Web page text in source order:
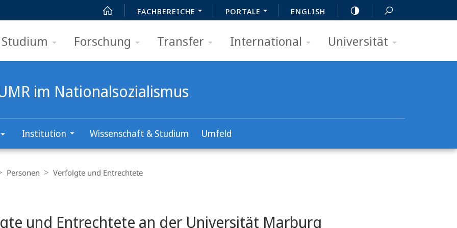
FACHBEREICHE PORTALE ENGLISH
Studium Forschung Transfer International Universität
im Nationalsozialismus
Institution Wissenschaft & Studium Umfeld
Personen Verfolgte und Entrechtete
und Entrechtete an der Universität Marburg